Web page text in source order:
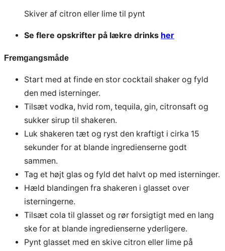
Skiver af citron eller lime til pynt
Se flere opskrifter på lækre drinks her
Fremgangsmåde
Start med at finde en stor cocktail shaker og fyld
den med isterninger.
Tilsæt vodka, hvid rom, tequila, gin, citronsaft og
sukker sirup til shakeren.
Luk shakeren tæt og ryst den kraftigt i cirka 15
sekunder for at blande ingredienserne godt
sammen.
Tag et højt glas og fyld det halvt op med isterninger.
Hæld blandingen fra shakeren i glasset over
isterningerne.
Tilsæt cola til glasset og rør forsigtigt med en lang
ske for at blande ingredienserne yderligere.
Pynt glasset med en skive citron eller lime på